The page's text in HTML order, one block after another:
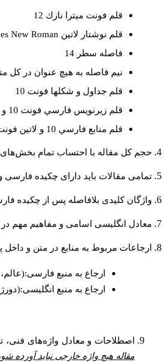
قلم فونت ميترا نازك 12
قلم نوشتار لاتين New Roman
فاصله سطر 14
نيم فاصله به هيچ عنوان در كل
قلم جداول و شكلها فونت 10
قلم زيرنويس فارسي فونت 10 و لاتين فونت 8
قلم منابع فارسي 10 و لاتين فونت 9
حجم کل مقاله با احتساب تمام بخش‌های مذکور در بند ۲، بین
تمامی مقالات باید دارای چکیده فارسی و انگلیسی
واژگان کلیدی بلافاصله پس از چکیده فارسی و
معادل انگلیسی اسامی و مفاهیم مهم
ارجاعات مربوط به منابع در متن و
ارجاع به منبع فارسی:(عالم، ۱۳۹۱: ۱۰۳)
ارجاع به منبع انگلیسی:(دورژه، ۲۰۰۲: ۳۲۶-
اصطلاحات و معادل واژه‌های
مقاله هیچ واژه خارجی نباید آورده